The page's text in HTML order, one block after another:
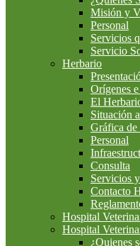
Misión y
Personal
Servicios
Servicio
Herbario
Orígenes
El
Situación
Gráfica de
Personal
Consulta
Servicios
Contacto
Hospital
Hospital
¿Quienes